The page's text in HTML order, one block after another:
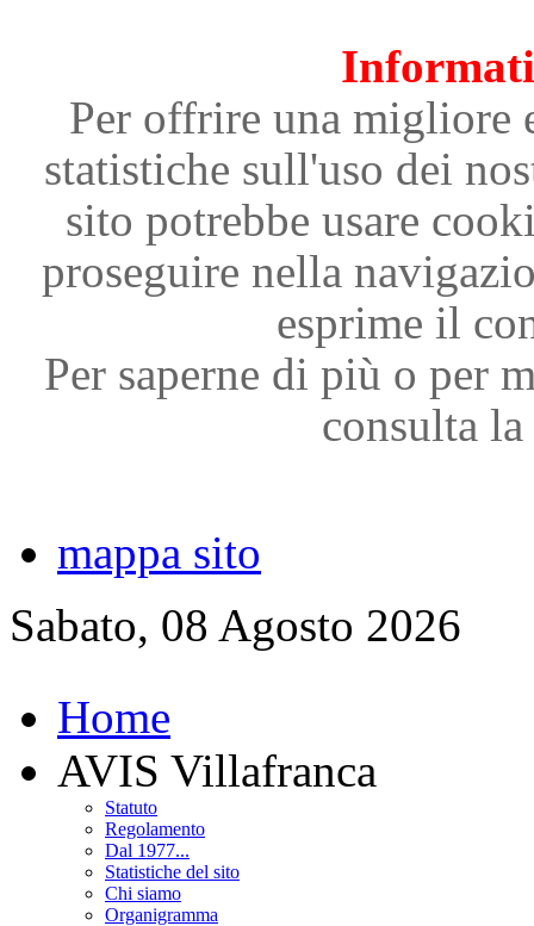
Per offrire una migliore
statistiche sull'uso dei
sito potrebbe usare
proseguire nella
esprime il
Per saperne di più o per
consulta
mappa sito
Sabato, 08 Agosto 2026
Home
AVIS Villafranca
Statuto
Regolamento
Dal 1977...
Statistiche del sito
Chi siamo
Organigramma